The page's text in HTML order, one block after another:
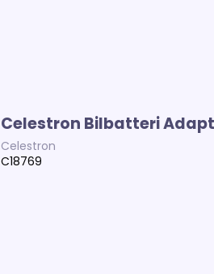
Celestron Bilbatteri
Celestron
C18769